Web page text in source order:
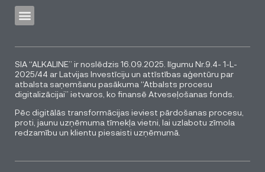
SIA “ALKALINE” ir noslēdzis 16.09.2025. līgumu Nr.9.4- 1-L-
2025/44 ar Latvijas Investīciju un attīstības aģentūru par
atbalsta saņemšanu pasākuma “Atbalsts procesu
digitalizācijai” ietvaros, ko finansē Atveseļošanas fonds.
Pēc digitālās transformācijas ieviest pārdošanas procesu,
proti, jaunu uzņēmuma tīmekļa vietni, lai uzlabotu zīmola
redzamību un klientu piesaisti uzņēmumā.